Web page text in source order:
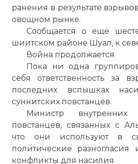
ранения в результате
овощном рынке.
Сообщается о еще
шиитском районе Шуал, к
Война продолжается
Пока ни одна
себя ответственность за
последних вспышках
суннитских повстанцев.
Министр
повстанцев, связанных с
что они используют в
политические разногласия
конфликты для насилия.